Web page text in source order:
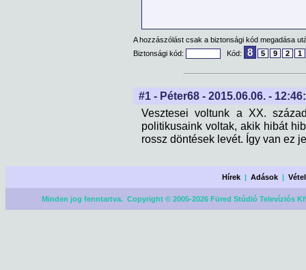
A hozzászólást csak a biztonsági kód megadása
Biztonsági kód:
Kód: 8 5 9 2 1
#1 - Péter68 - 2015.06.06. -
Vesztesei voltunk a XX.
politikusaink voltak, akik hibát
rossz döntések levét. Így van ez
Hírek |Adások |
Minden jog fenntartva. Copyright © 2005-2026 Füred Stúdió Televíziós